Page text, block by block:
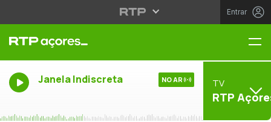
Entrar
Janela Indiscreta NO AR TV
RTP